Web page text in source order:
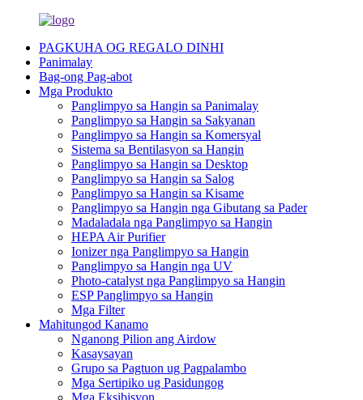
PAGKUHA OG REGALO DINHI
Panimalay
Bag-ong Pag-abot
Mga Produkto
Panglimpyo sa Hangin sa Panimalay
Panglimpyo sa Hangin sa Sakyanan
Panglimpyo sa Hangin sa Komersyal
Sistema sa Bentilasyon sa Hangin
Panglimpyo sa Hangin sa Desktop
Panglimpyo sa Hangin sa Salog
Panglimpyo sa Hangin sa Kisame
Panglimpyo sa Hangin nga Gibutang sa Pader
Madaladala nga Panglimpyo sa Hangin
HEPA Air Purifier
Ionizer nga Panglimpyo sa Hangin
Panglimpyo sa Hangin nga UV
Photo-catalyst nga Panglimpyo sa Hangin
ESP Panglimpyo sa Hangin
Mga Filter
Mahitungod Kanamo
Nganong Pilion ang Airdow
Kasaysayan
Grupo sa Pagtuon ug Pagpalambo
Mga Sertipiko ug Pasidungog
Mga Eksibisyon